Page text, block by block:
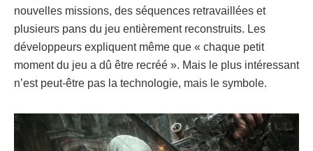
nouvelles missions, des séquences retravaillées et
plusieurs pans du jeu entièrement reconstruits. Les
développeurs expliquent même que « chaque petit
moment du jeu a dû être recréé ». Mais le plus intéressant
n’est peut-être pas la technologie, mais le symbole.